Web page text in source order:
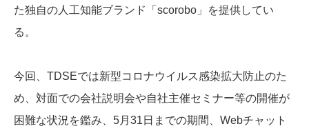
た独自の人工知能ブランド「scorobo」を提供してい
る。
今回、TDSEでは新型コロナウイルス感染拡大防止のた
め、対面での会社説明会や自社主催セミナー等の開催が
困難な状況を鑑み、5月31日までの期間、Webチャット